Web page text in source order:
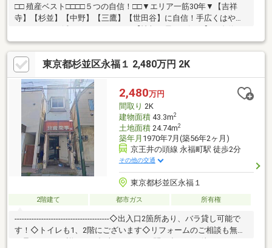
□□ 殖産ベスト□□□□５つの自信！□□▼エリア一筋30年▼【吉祥
寺】【杉並】【中野】【三鷹】【世田谷】に自信！手広くはやり
65名超のスタッフが、しっかり連携しています。▼ぜんぶ、住む
つもりで▼【住む人の目線】に自信！デメリットも隠しません。
▼納得が一番▼【説明】【頼もしさ】に自信！不明点を残して進
みません。▼とにかく楽しく▼【楽しい住まい探し】に自信！貴
重なお時間を無駄にはしません。
東京都杉並区永福１ 2,480万円 2K
2,480万円
間取り 2K
建物面積43.3m2
土地面積24.74m2
築年月 1970年7月(築56年2ヶ月)
京王井の頭線 永福町駅 徒歩2分
その他の交通
東京都杉並区永福１
2階建て 都市ガス 所有権
---------------------------------------◇出入口2箇所あり、バラ貸し可能で
す！◇トイレも1、2階にございます◇リフォームのご相談も無料